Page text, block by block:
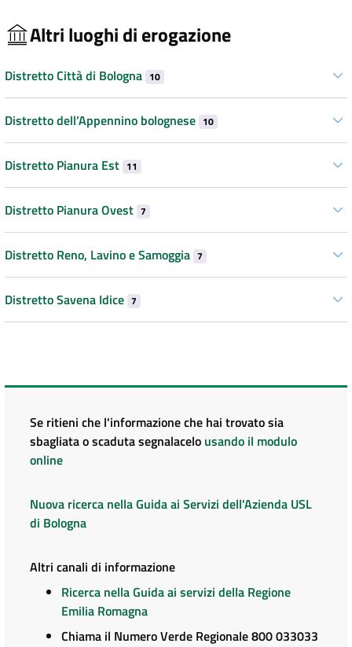
Altri luoghi di erogazione
Distretto Città di Bologna 10
Distretto dell’Appennino bolognese 10
Distretto Pianura Est 11
Distretto Pianura Ovest 7
Distretto Reno, Lavino e Samoggia 7
Distretto Savena Idice 7
Se ritieni che l'informazione che hai trovato sia
sbagliata o scaduta segnalacelo usando il modulo
online
Nuova ricerca nella Guida ai Servizi dell'Azienda USL
di Bologna
Altri canali di informazione
Ricerca nella Guida ai servizi della Regione
Emilia Romagna
Chiama il Numero Verde Regionale 800 033033